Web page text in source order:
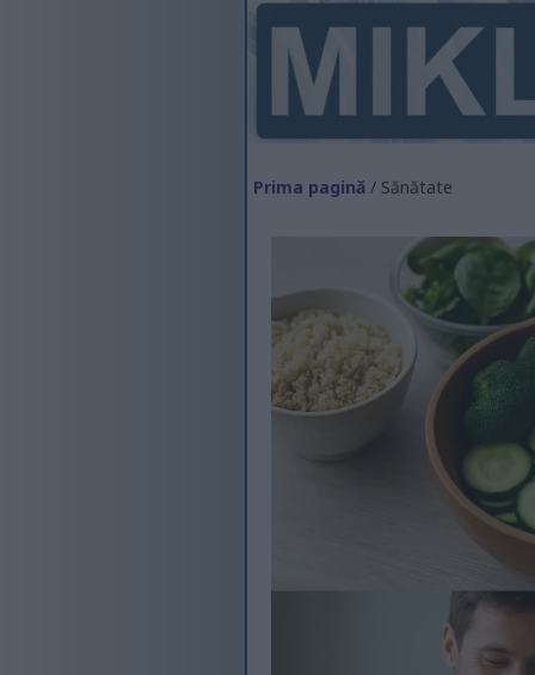
Prima pagină / Sănătate